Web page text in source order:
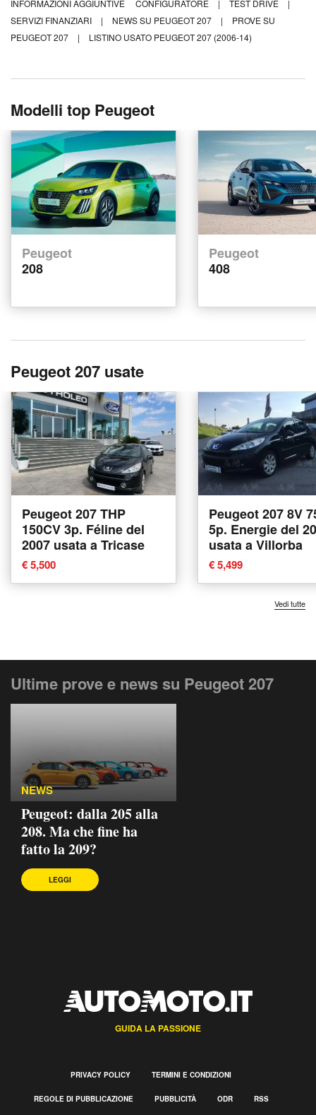
INFORMAZIONI AGGIUNTIVE CONFIGURATORE | TEST DRIVE
|
SERVIZI FINANZIARI
| NEWS SU PEUGEOT 207 |
PROVE SU
PEUGEOT 207
| LISTINO USATO PEUGEOT 207 (2006-14)
Modelli top Peugeot
Peugeot
208
Peugeot
408
Peugeot 207 usate
Peugeot 207 THP
150CV 3p. Féline del
2007 usata a Tricase
€ 5,500
Peugeot 207 8V
5p. Energie del
usata a Villorba
€ 5,499
Vedi tutte
Ultime prove e news su Peugeot 207
NEWS
Peugeot: dalla 205 alla
208. Ma che fine ha
fatto la 209?
LEGGI
GUIDA LA PASSIONE
PRIVACY POLICY TERMINI E CONDIZIONI
REGOLE DI PUBBLICAZIONE PUBBLICITÀ ODR RSS